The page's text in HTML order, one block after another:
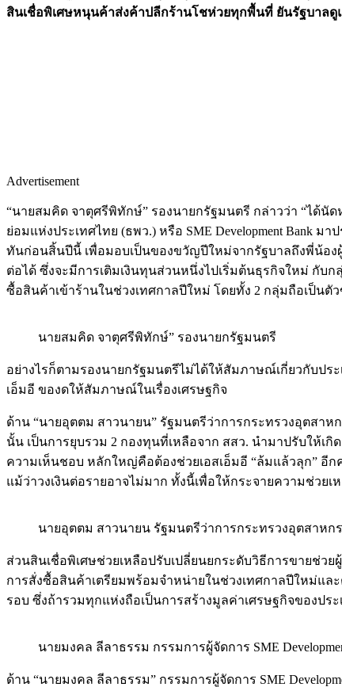
สินเชื่อพิเศษหนุนค้าส่งค้าปลีกร้านโชห่วยทุกพื้นที่ ยันรัฐบาลดู
Advertisement
“นายสมคิด จาตุศรีพิทักษ์” รองนายกรัฐมนตรี กล่าวว่า “ได้
ย่อมแห่งประเทศไทย (ธพว.) หรือ SME Development Bank
ทันก่อนสิ้นปีนี้ เพื่อมอบเป็นของขวัญปีใหม่จากรัฐบาลถึงพี่น้อง
ต่อได้ ซึ่งจะมีการเติมเงินทุนส่วนหนึ่งไปเริ่มต้นธุรกิจใหม่ กับ
ซื้อสินค้าเข้าร้านในช่วงเทศกาลปีใหม่ โดยทั้ง 2 กลุ่มถือเป็น
นายสมคิด จาตุศรีพิทักษ์” รองนายกรัฐมนตรี
อย่างไรก็ตามรองนายกรัฐมนตรีไม่ได้ให้สัมภาษณ์เกี่ยวกับปร
เอ็มอี ของดให้สัมภาษณ์ในเรื่องเศรษฐกิจ
ด้าน “นายอุตตม สาวนายน” รัฐมนตรีว่าการกระทรวงอุตสาห
นั้น เป็นการยุบรวม 2 กองทุนที่เหลือจาก สสว. นำมาปรับให้เ
ความเห็นชอบ หลักใหญ่คือต้องช่วยเอสเอ็มอี “ล้มแล้วลุก” อี
แม้ว่าวงเงินต่อรายอาจไม่มาก ทั้งนี้เพื่อให้กระจายความช่ว
นายอุตตม สาวนายน รัฐมนตรีว่าการกระทรวงอุตสาหก
ส่วนสินเชื่อพิเศษช่วยเหลือปรับเปลี่ยนยกระดับวิธีการขายช่
การสั่งซื้อสินค้าเตรียมพร้อมจำหน่ายในช่วงเทศกาลปีใหม่แล
รอบ ซึ่งถ้ารวมทุกแห่งถือเป็นการสร้างมูลค่าเศรษฐกิจของปร
นายมงคล ลีลาธรรม กรรมการผู้จัดการ SME
ด้าน “นายมงคล ลีลาธรรม” กรรมการผู้จัดการ SME